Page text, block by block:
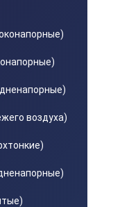
воздуха)